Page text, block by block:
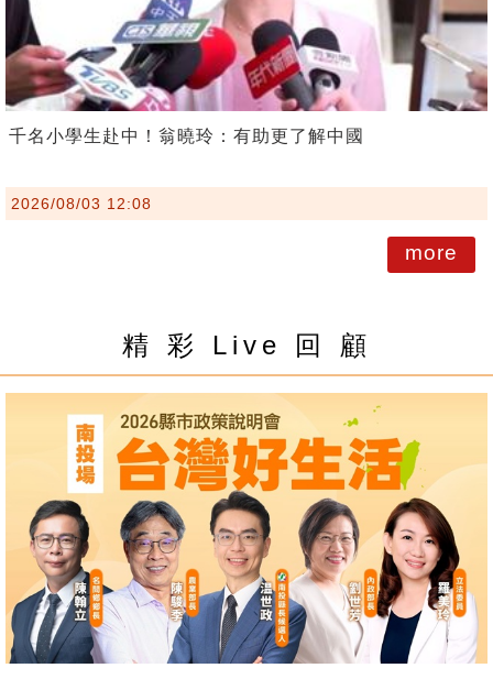
千名小學生赴中！翁曉玲：有助更了解中國
2026/08/03 12:08
more
精 彩 Live 回 顧